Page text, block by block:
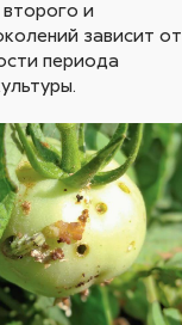
и
зависит от
периода